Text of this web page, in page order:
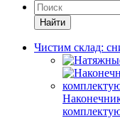
Найти
Чистим склад: